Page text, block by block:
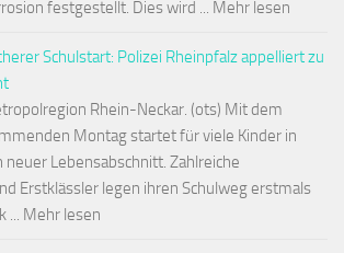
festgestellt. Dies wird ... Mehr lesen
Schulstart: Polizei Rheinpfalz appelliert zu
Rhein-Neckar. (ots) Mit dem
Montag startet für viele Kinder in
neuer Lebensabschnitt. Zahlreiche
Erstklässler legen ihren Schulweg erstmals
... Mehr lesen